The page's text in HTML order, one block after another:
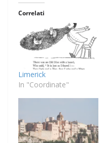
Correlati
Limerick
In "Coordinate"